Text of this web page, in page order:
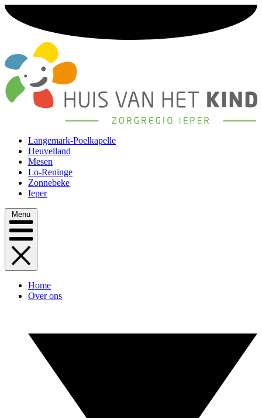
Langemark-Poelkapelle
Heuvelland
Mesen
Lo-Reninge
Zonnebeke
Ieper
Menu
Home
Over ons